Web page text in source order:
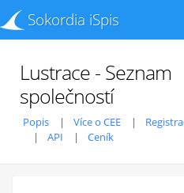
Sokordia iSpis
Lustrace - Seznam
společností
Popis Více o CEE
API
Ceník